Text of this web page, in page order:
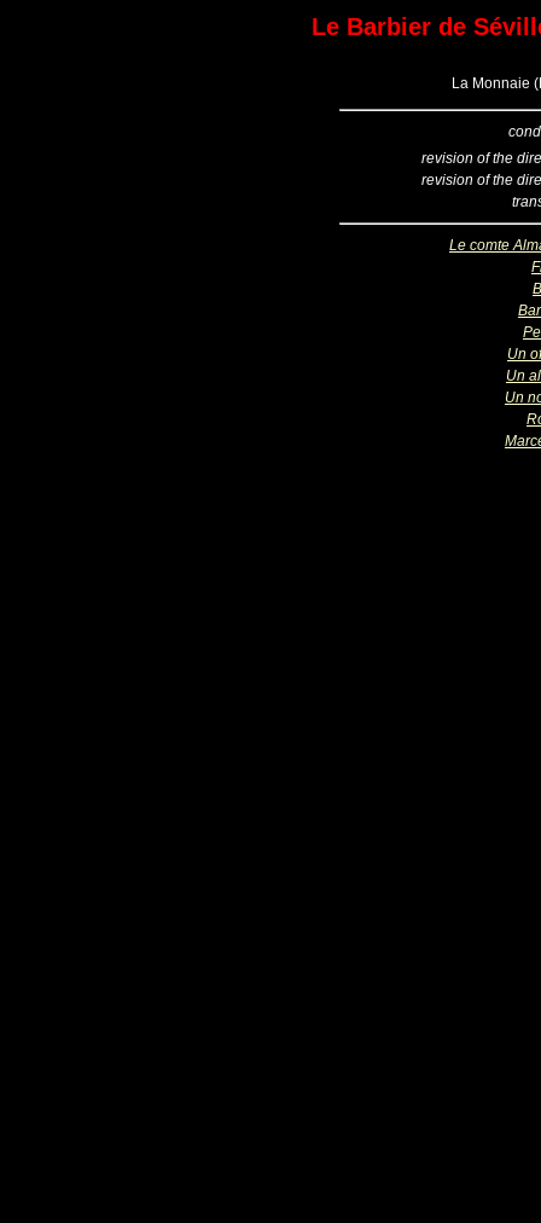
Le Barbier de
La Monnaie
revision of the
revision of the
Le comte
Un
Un
Un